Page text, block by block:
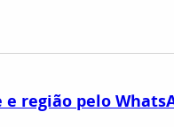
região pelo